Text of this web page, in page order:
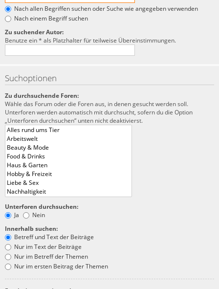
Nach allen Begriffen suchen oder Suche wie angegeben verwenden
Nach einem Begriff suchen
Zu suchender Autor:
Benutze ein * als Platzhalter für teilweise Übereinstimmungen.
Suchoptionen
Zu durchsuchende Foren:
Wähle das Forum oder die Foren aus, in denen gesucht werden soll.
Unterforen werden automatisch mit durchsucht, sofern du die Option
„Unterforen durchsuchen“ unten nicht deaktivierst.
Unterforen durchsuchen:
Ja
Nein
Innerhalb suchen:
Betreff und Text der Beiträge
Nur im Text der Beiträge
Nur im Betreff der Themen
Nur im ersten Beitrag der Themen